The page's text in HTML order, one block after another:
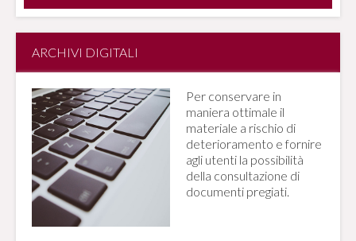
ARCHIVI DIGITALI
Per conservare in
maniera ottimale il
materiale a rischio di
deterioramento e fornire
agli utenti la possibilità
della consultazione di
documenti pregiati.